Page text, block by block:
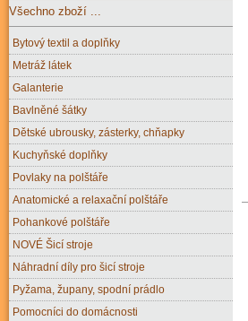
Všechno zboží ...
Bytový textil a doplňky
Metráž látek
Galanterie
Bavlněné šátky
Dětské ubrousky, zásterky, chňapky
Kuchyňské doplňky
Povlaky na polštáře
Anatomické a relaxační polštáře
Pohankové polštáře
NOVÉ Šicí stroje
Náhradní díly pro šicí stroje
Pyžama, župany, spodní prádlo
Pomocníci do domácnosti